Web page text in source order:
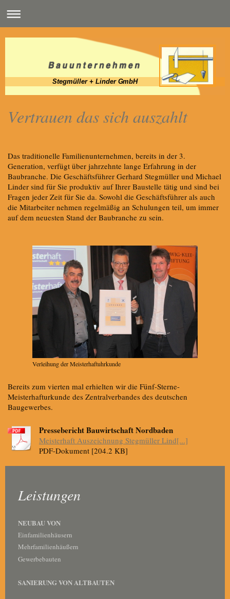
Stegmüller + Linder GmbH
Vertrauen das sich auszahlt
Das traditionelle Familienunternehmen, bereits in der 3.
Generation, verfügt über jahrzehnte lange Erfahrung in der
Baubranche. Die Geschäftsführer Gerhard Stegmüller und Michael
Linder sind für Sie produktiv auf Ihrer Baustelle tätig und sind bei
Fragen jeder Zeit für Sie da. Sowohl die Geschäftsführer als auch
die Mitarbeiter nehmen regelmäßig an Schulungen teil, um immer
auf dem neuesten Stand der Baubranche zu sein.
Verleihung der Meisterhaftuhrkunde
Bereits zum vierten mal erhielten wir die Fünf-Sterne-
Meisterhafturkunde des Zentralverbandes des deutschen
Baugewerbes.
Pressebericht Bauwirtschaft Nordbaden
Meisterhaft Auszeichnung Stegmüller Lind[...]
PDF-Dokument [204.2 KB]
Leistungen
NEUBAU VON
Einfamilienhäusern
Mehrfamilienhäußern
Gewerbebauten
SANIERUNG VON ALTBAUTEN